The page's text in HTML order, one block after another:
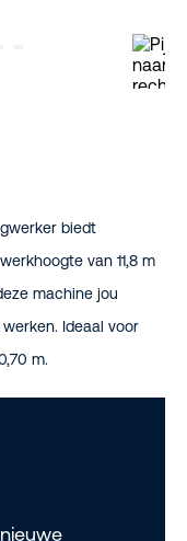
biedt
van 11,8 m
machine jou
Ideaal voor
m.